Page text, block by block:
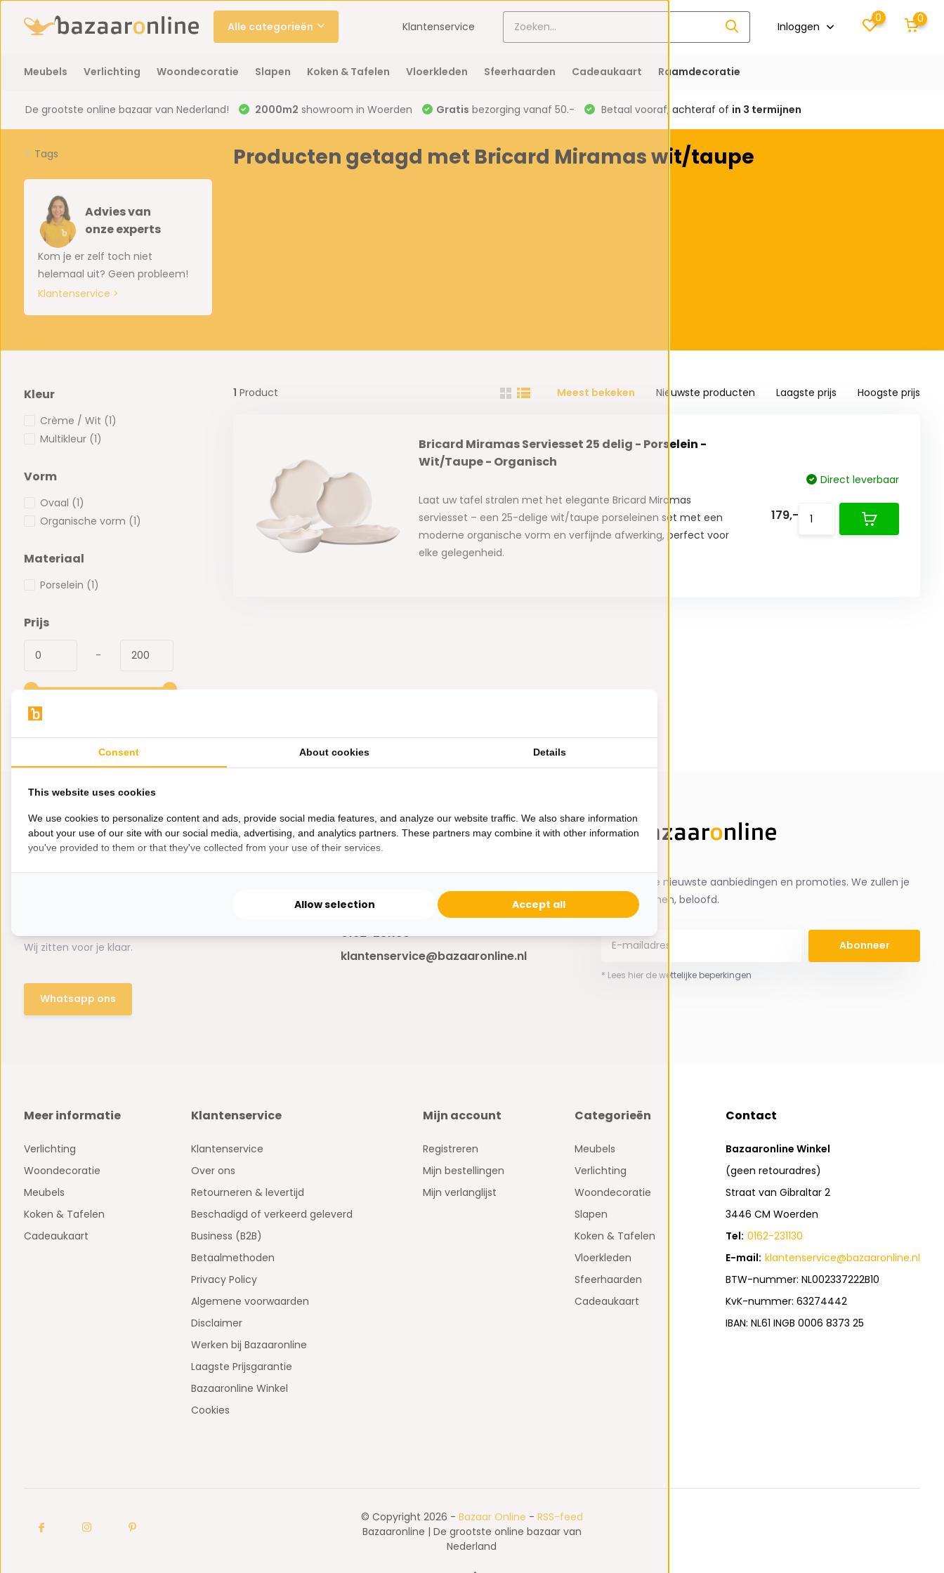
Alle categorieën Klantenservice Inloggen
0 0
Meubels Verlichting Woondecoratie Slapen Koken & Tafelen Vloerkleden Sfeerhaarden Cadeaukaart Raamdecoratie
De grootste online bazaar van Nederland! 2000m2 showroom in Woerden Gratis bezorging vanaf 50.- Betaal vooraf, achteraf of in 3 termijnen
Tags
Advies van
onze experts
Kom je er zelf toch niet
helemaal uit? Geen probleem!
Klantenservice >
Producten getagd met Bricard Miramas wit/taupe
Kleur
Crème / Wit (1)
Multikleur (1)
Vorm
Ovaal (1)
Organische vorm (1)
Materiaal
Porselein (1)
Prijs
-
1 Product Meest bekeken Nieuwste producten Laagste prijs Hoogste prijs
Bricard Miramas Serviesset 25 delig - Porselein -
Wit/Taupe - Organisch
Laat uw tafel stralen met het elegante Bricard Miramas
serviesset – een 25-delige wit/taupe porseleinen set met een
moderne organische vorm en verfijnde afwerking, perfect voor
elke gelegenheid.
Direct leverbaar
179,-
Wij zitten voor je klaar.
Whatsapp ons
Heb je een vraag?
Binnen 24 uur antwoord op je vraag!
Bereikbaar van ma - vr 10:00 tot 17:00
0162-231130
klantenservice@bazaaronline.nl
Ontvang de nieuwste aanbiedingen en promoties. We zullen je
niet spammen, beloofd.
Abonneer
* Lees hier de wettelijke beperkingen
Meer informatie
Verlichting
Woondecoratie
Meubels
Koken & Tafelen
Cadeaukaart
Klantenservice
Klantenservice
Over ons
Retourneren & levertijd
Beschadigd of verkeerd geleverd
Business (B2B)
Betaalmethoden
Privacy Policy
Algemene voorwaarden
Disclaimer
Werken bij Bazaaronline
Laagste Prijsgarantie
Bazaaronline Winkel
Cookies
Mijn account
Registreren
Mijn bestellingen
Mijn verlanglijst
Categorieën
Meubels
Verlichting
Woondecoratie
Slapen
Koken & Tafelen
Vloerkleden
Sfeerhaarden
Cadeaukaart
Contact
Bazaaronline Winkel
(geen retouradres)
Straat van Gibraltar 2
3446 CM Woerden
Tel: 0162-231130
E-mail: klantenservice@bazaaronline.nl
BTW-nummer: NL002337222B10
KvK-nummer: 63274442
IBAN: NL61 INGB 0006 8373 25
© Copyright 2026 - Bazaar Online - RSS-feed
Bazaaronline | De grootste online bazaar van
Nederland
Consent About cookies Details
This website uses cookies
We use cookies to personalize content and ads, provide social media features, and analyze our website traffic. We also share information
about your use of our site with our social media, advertising, and analytics partners. These partners may combine it with other information
you've provided to them or that they've collected from your use of their services.
Allow selection Accept all